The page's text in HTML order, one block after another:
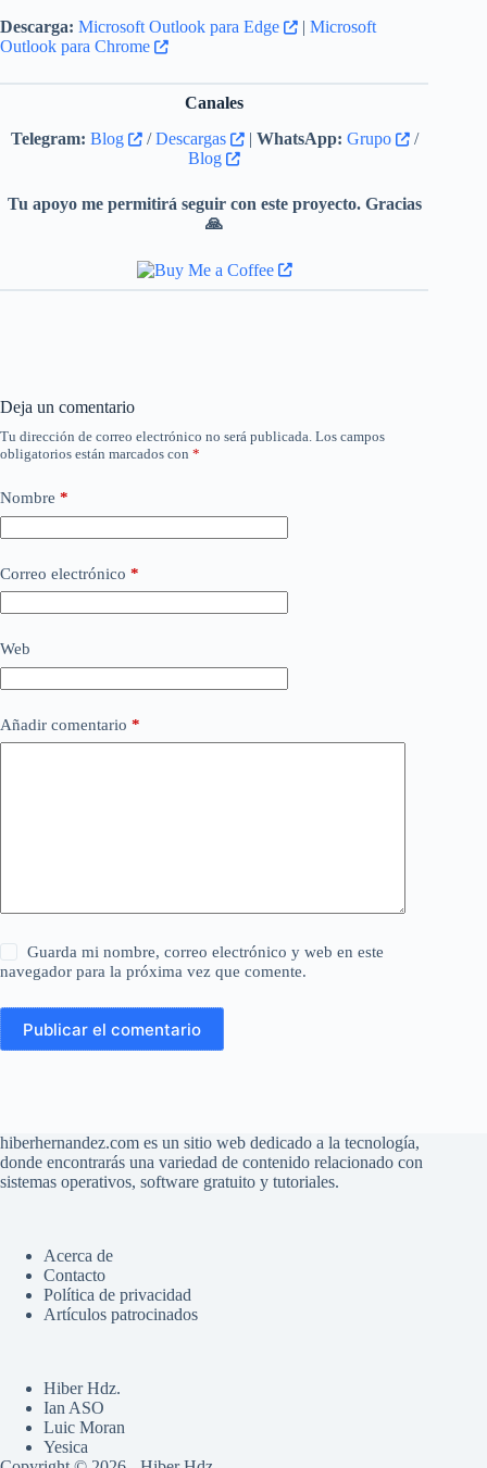
Descarga: Microsoft Outlook para Edge | Microsoft
Outlook para Chrome
Canales
Telegram: Blog /Descargas | WhatsApp: Grupo
/
Blog
Tu apoyo me permitirá seguir con este proyecto. Gracias
🙏
Deja un comentario
Tu dirección de correo electrónico no será publicada. Los campos
obligatorios están marcados con *
Nombre *
Correo electrónico *
Web
Añadir comentario *
Guarda mi nombre, correo electrónico y web en este
navegador para la próxima vez que comente.
Publicar el comentario
hiberhernandez.com es un sitio web dedicado a la tecnología,
donde encontrarás una variedad de contenido relacionado con
sistemas operativos, software gratuito y tutoriales.
Acerca de
Contacto
Política de privacidad
Artículos patrocinados
Hiber Hdz.
Ian ASO
Luic Moran
Yesica